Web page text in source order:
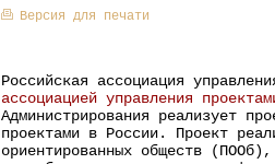
Версия для печати
Российская ассоциация
ассоциацией управления
Администрирования реализует
проектами в России. Проект
ориентированных обществ